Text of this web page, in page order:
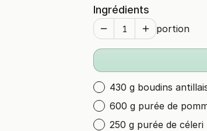
Ingrédients
portion
430 g boudins
600 g purée de
250 g purée de céleri